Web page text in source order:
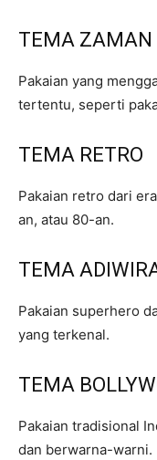
TEMA ZAMAN
Pakaian yang
tertentu, seperti
TEMA RETRO
Pakaian retro dari
an, atau 80-an.
TEMA
Pakaian superhero
yang terkenal.
TEMA
Pakaian tradisional
dan berwarna-warni.